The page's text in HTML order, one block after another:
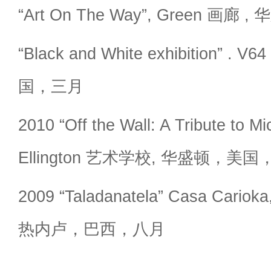
“Art On The Way”, Green 画廊 ,
“Black and White exhibition” .
国，三月
2010 “Off the Wall: A Tribute to
Ellington 艺术学校, 华盛顿，美国
2009 “Taladanatela” Casa
热内卢，巴西，八月